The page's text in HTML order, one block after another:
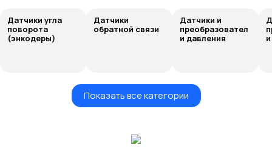
Датчики угла
поворота
(энкодеры)
Датчики
обратной связи
Датчики и
преобразовател
и давления
Показать все категории